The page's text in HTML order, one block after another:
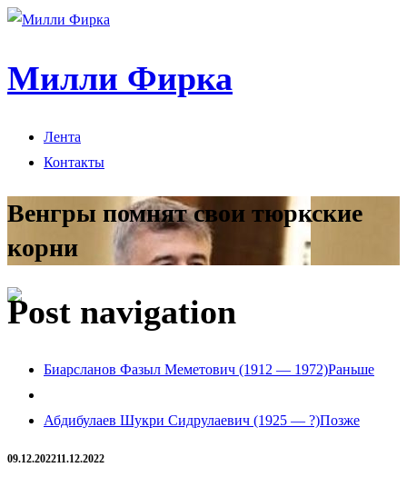
Милли Фирка
Лента
Контакты
Венгры помнят свои тюркские
корни
Post navigation
Биарсланов Фазыл Меметович (1912 — 1972)Раньше
Абдибулаев Шукри Сидрулаевич (1925 — ?)Позже
09.12.202211.12.2022